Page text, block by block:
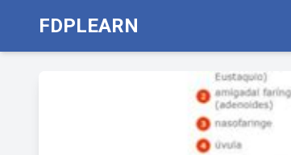
FDPLEARN